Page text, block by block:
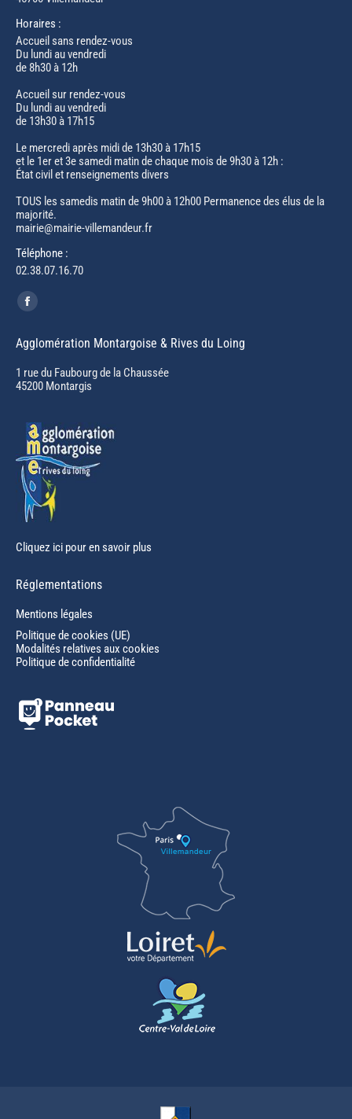
Horaires :
Accueil sans rendez-vous
Du lundi au vendredi
de 8h30 à 12h
Accueil sur rendez-vous
Du lundi au vendredi
de 13h30 à 17h15
Le mercredi après midi de 13h30 à 17h15
et le 1er et 3e samedi matin de chaque mois de 9h30 à 12h :
État civil et renseignements divers
TOUS les samedis matin de 9h00 à 12h00 Permanence des élus de la
majorité.
mairie@mairie-villemandeur.fr
Téléphone :
02.38.07.16.70
Trouvez nous sur :
Facebook
opens
in
new
Agglomération Montargoise & Rives du Loing
1 rue du Faubourg de la Chaussée
45200 Montargis
Cliquez ici pour en savoir plus
Réglementations
Mentions légales
Politique de cookies (UE)
Modalités relatives aux cookies
Politique de confidentialité